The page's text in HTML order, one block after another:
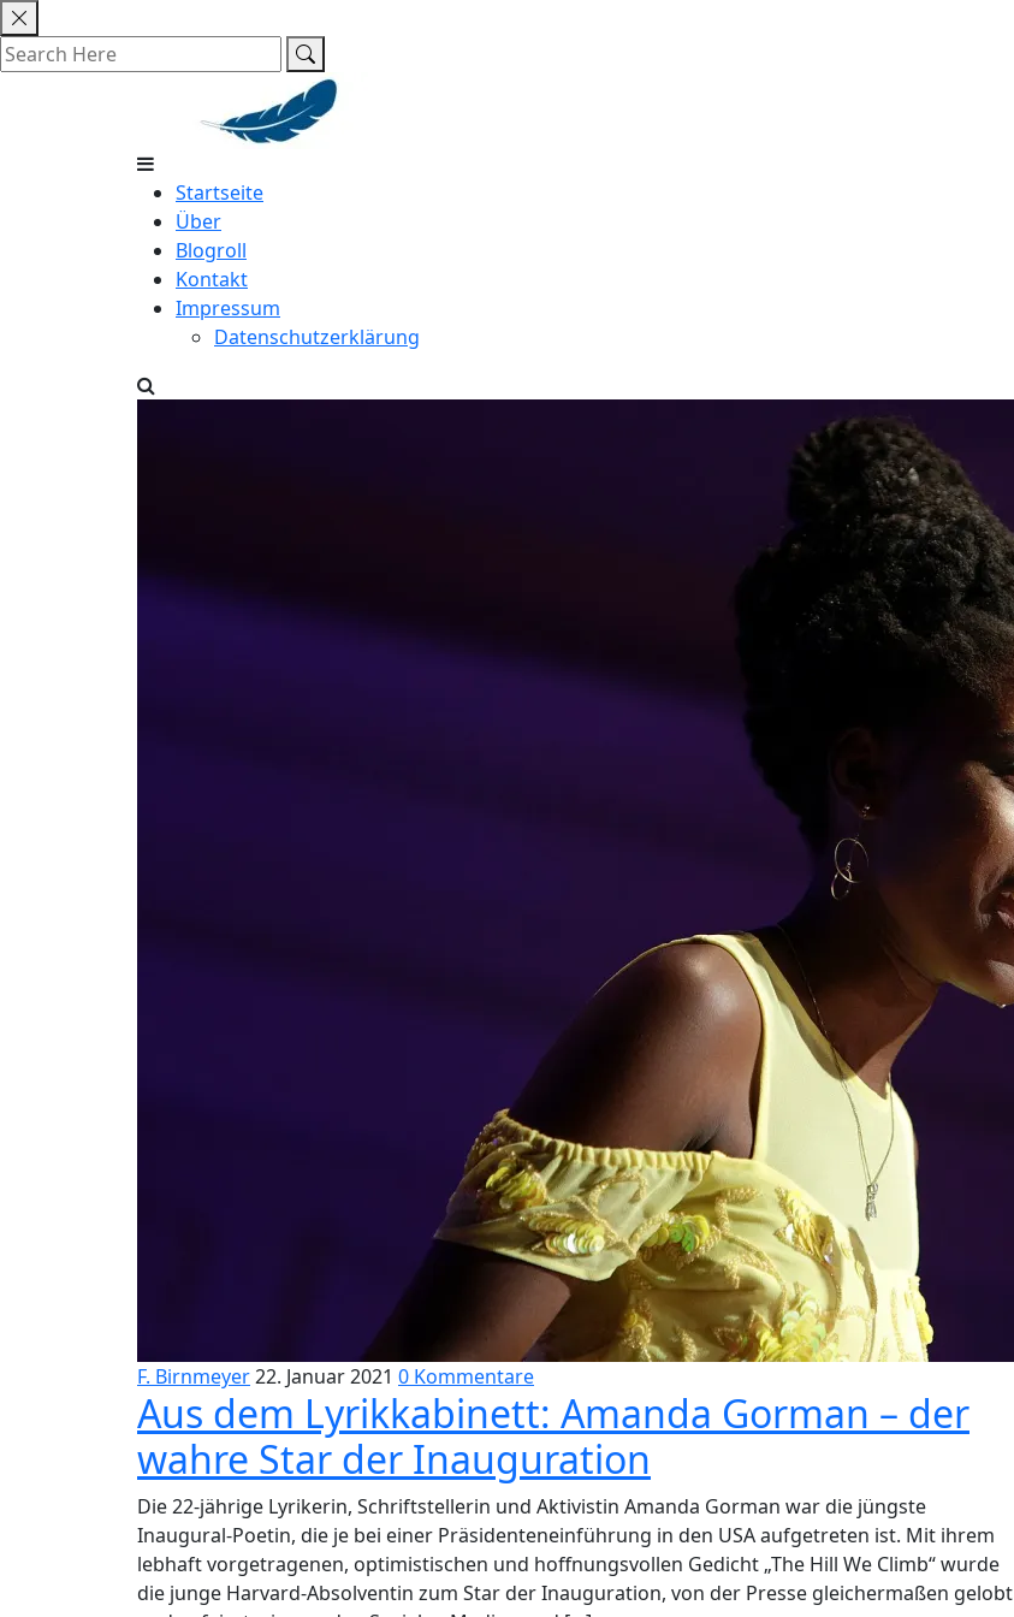
Skip
to
content
Startseite
Über
Blogroll
Kontakt
Impressum
Datenschutzerklärung
F. Birnmeyer22. Januar 2021 0 Kommentare
Aus dem Lyrikkabinett: Amanda Gorman – der
wahre Star der Inauguration
Die 22-jährige Lyrikerin, Schriftstellerin und Aktivistin Amanda Gorman war die jüngste
Inaugural-Poetin, die je bei einer Präsidenteneinführung in den USA aufgetreten ist. Mit ihrem
lebhaft vorgetragenen, optimistischen und hoffnungsvollen Gedicht „The Hill We Climb“ wurde
die junge Harvard-Absolventin zum Star der Inauguration, von der Presse gleichermaßen gelobt